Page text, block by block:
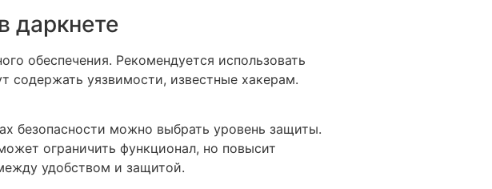
даркнете
обеспечения. Рекомендуется использовать
содержать уязвимости, известные хакерам.
безопасности можно выбрать уровень защиты.
ограничить функционал, но повысит
удобством и защитой.